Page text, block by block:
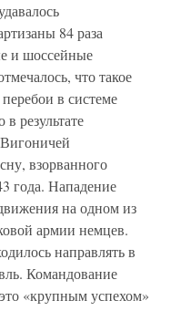
84 раза
и шоссейные
что такое
в системе
результате
взорванного
года. Нападение
на одном из
армии немцев.
направлять в
Командование
«крупным успехом»